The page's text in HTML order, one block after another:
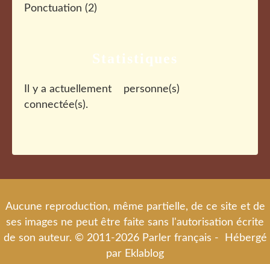
Ponctuation (2)
Statistiques
Il y a actuellement
personne(s)
connectée(s).
Aucune reproduction, même partielle, de ce site et de
ses images ne peut être faite sans l'autorisation écrite
de son auteur. © 2011-2026 Parler français - Hébergé
par Eklablog